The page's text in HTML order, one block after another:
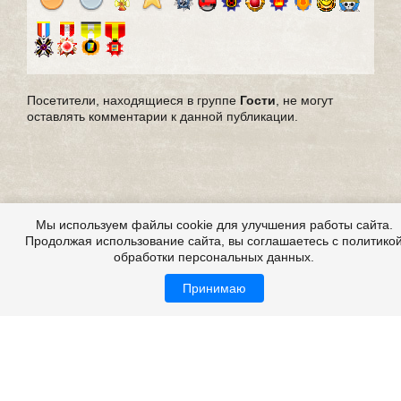
Посетители, находящиеся в группе Гости , не могут
оставлять комментарии к данной публикации.
Мы используем файлы cookie для улучшения работы сайта.
Продолжая использование сайта, вы соглашаетесь с
обработки персональных данных.
Принимаю